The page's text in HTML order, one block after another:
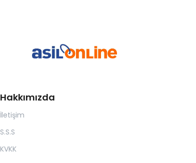
Hakkımızda
İletişim
S.S.S
KVKK